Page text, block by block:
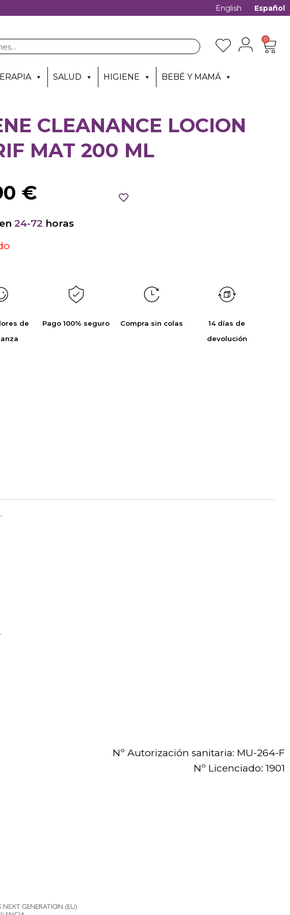
English Español
0
SALUD HIGIENE BEBÉ Y MAMÁ
CLEANANCE LOCION
MAT 200 ML
€
24-72 horas
de
Pago 100% seguro Compra sin colas
14 días de
devolución
Nº Autorización sanitaria: MU-264-F
Nº Licenciado: 1901